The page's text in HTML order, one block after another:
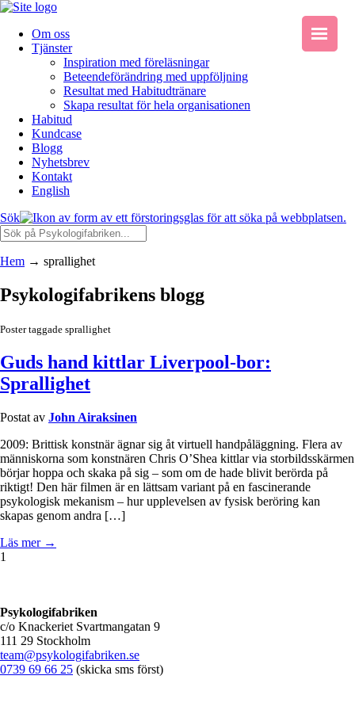
Om oss
Tjänster
Inspiration med föreläsningar
Beteendeförändring med uppföljning
Resultat med Habitudtränare
Skapa resultat för hela organisationen
Habitud
Kundcase
Blogg
Nyhetsbrev
Kontakt
English
Sök
Hem → sprallighet
Psykologifabrikens blogg
Poster taggade sprallighet
Guds hand kittlar Liverpool-bor:
Sprallighet
Postat av John Airaksinen
2009: Brittisk konstnär ägnar sig åt virtuell handpåläggning. Flera av
människorna som konstnären Chris O’Shea kittlar via storbildsskärmen
börjar hoppa och skaka på sig – som om de hade blivit berörda på
riktigt! Den här filmen är en lättsam variant på en fascinerande
psykologisk mekanism – hur upplevelsen av fysisk beröring kan
skapas genom andra […]
Läs mer →
1
Psykologifabriken
c/o Knackeriet Svartmangatan 9
111 29 Stockholm
team@psykologifabriken.se
0739 69 66 25 (skicka sms först)